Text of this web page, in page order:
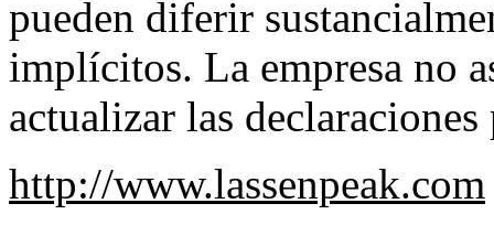
pueden diferir
implícitos. La empresa no
actualizar las
http://www.lassenpeak.com